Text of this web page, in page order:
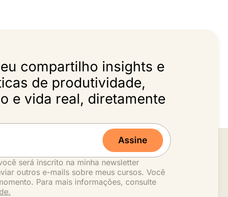
compartilho insights e
de produtividade,
e vida real, diretamente
Assine
será inscrito na minha newsletter
outros e-mails sobre meus cursos. Você
Para mais informações, consulte